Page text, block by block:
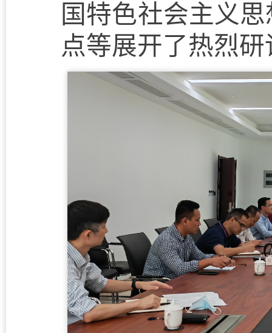
国特色社会主义
点等展开了热烈研